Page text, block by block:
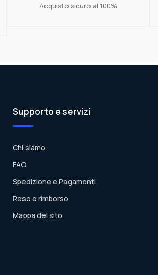
Acquisto sicuro al 100%
Supporto e servizi
Chi siamo
FAQ
Spedizione e Pagamenti
Reso e rimborso
Mappa del sito